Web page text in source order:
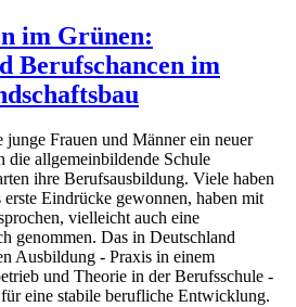
im Grünen:
Berufschancen im
Frauen und Männer ein neuer
die allgemeinbildende Schule
ihre Berufsausbildung. Viele haben
Eindrücke gewonnen, haben mit
vielleicht auch eine
genommen. Das in Deutschland
Ausbildung - Praxis in einem
und Theorie in der Berufsschule -
eine stabile berufliche Entwicklung.